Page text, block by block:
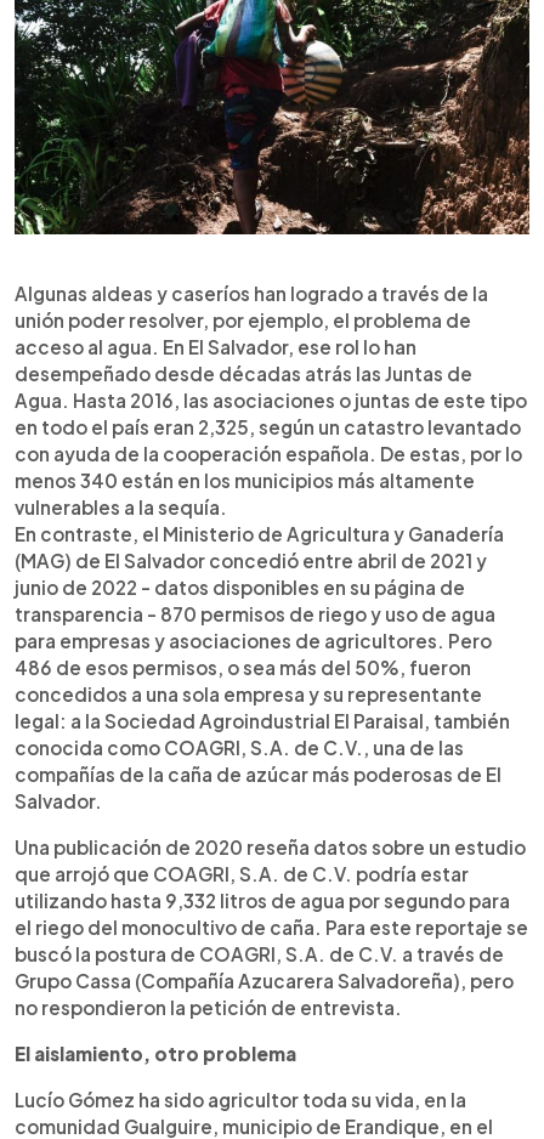
Algunas aldeas y caseríos han logrado a través de la
unión poder resolver, por ejemplo, el problema de
acceso al agua. En El Salvador, ese rol lo han
desempeñado desde décadas atrás las Juntas de
Agua. Hasta 2016, las asociaciones o juntas de este tipo
en todo el país eran 2,325, según un catastro levantado
con ayuda de la cooperación española. De estas, por lo
menos 340 están en los municipios más altamente
vulnerables a la sequía.
En contraste, el Ministerio de Agricultura y Ganadería
(MAG) de El Salvador concedió entre abril de 2021 y
junio de 2022 - datos disponibles en su página de
transparencia - 870 permisos de riego y uso de agua
para empresas y asociaciones de agricultores. Pero
486 de esos permisos, o sea más del 50%, fueron
concedidos a una sola empresa y su representante
legal: a la Sociedad Agroindustrial El Paraisal, también
conocida como COAGRI, S.A. de C.V., una de las
compañías de la caña de azúcar más poderosas de El
Salvador.
Una publicación de 2020 reseña datos sobre un estudio
que arrojó que COAGRI, S.A. de C.V. podría estar
utilizando hasta 9,332 litros de agua por segundo para
el riego del monocultivo de caña. Para este reportaje se
buscó la postura de COAGRI, S.A. de C.V. a través de
Grupo Cassa (Compañía Azucarera Salvadoreña), pero
no respondieron la petición de entrevista.
El aislamiento, otro problema
Lucío Gómez ha sido agricultor toda su vida, en la
comunidad Gualguire, municipio de Erandique, en el